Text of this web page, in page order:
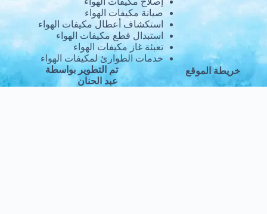
صيانة مكيفات الهواء
استكشاف أعطال مكيفات الهواء
استبدال قطع مكيفات الهواء
تعبئة غاز مكيفات الهواء
خدمات الطوارئ لمكيفات الهواء
خريطة الموقع
تم التطوير بواسطة
عبد الحنان